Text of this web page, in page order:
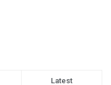
Latest